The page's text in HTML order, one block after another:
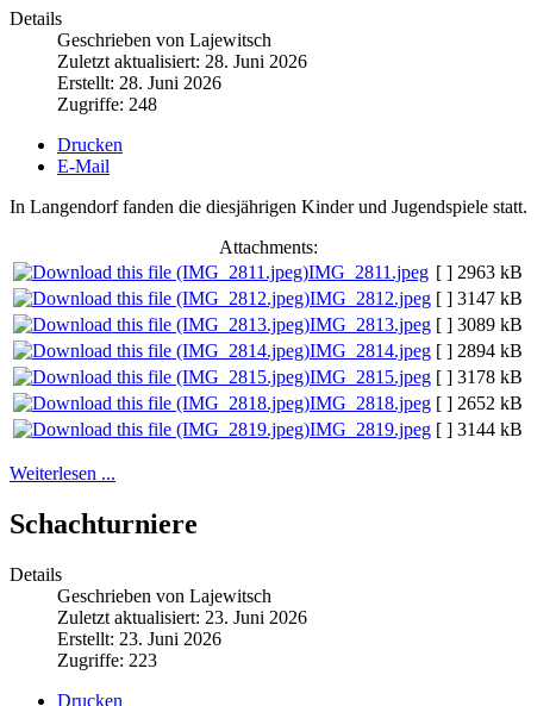
Details
Geschrieben von Lajewitsch
Zuletzt aktualisiert: 28. Juni 2026
Erstellt: 28. Juni 2026
Zugriffe: 248
Drucken
E-Mail
In Langendorf fanden die diesjährigen Kinder und Jugendspiele statt.
Attachments:
IMG_2811.jpeg [ ] 2963 kB
IMG_2812.jpeg [ ] 3147 kB
IMG_2813.jpeg [ ] 3089 kB
IMG_2814.jpeg [ ] 2894 kB
IMG_2815.jpeg [ ] 3178 kB
IMG_2818.jpeg [ ] 2652 kB
IMG_2819.jpeg [ ] 3144 kB
Weiterlesen ...
Schachturniere
Details
Geschrieben von Lajewitsch
Zuletzt aktualisiert: 23. Juni 2026
Erstellt: 23. Juni 2026
Zugriffe: 223
Drucken